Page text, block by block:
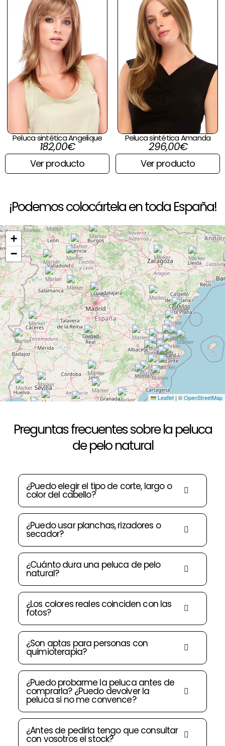
Peluca sintética Angelique
182,00€
Ver producto
Peluca sintética Amanda
296,00€
Ver producto
¡Podemos colocártela en toda España!
+
−
Leaflet | ©OpenStreetMap
Preguntas frecuentes sobre la peluca
de pelo natural
¿Puedo elegir el tipo de corte, largo o
color del cabello?
¿Puedo usar planchas, rizadores o
secador?
¿Cuánto dura una peluca de pelo
natural?
¿Los colores reales coinciden con las
fotos?
¿Son aptas para personas con
quimioterapia?
¿Puedo probarme la peluca antes de
comprarla? ¿Puedo devolver la
peluca si no me convence?
¿Antes de pedirla tengo que consultar
con vosotros el stock?